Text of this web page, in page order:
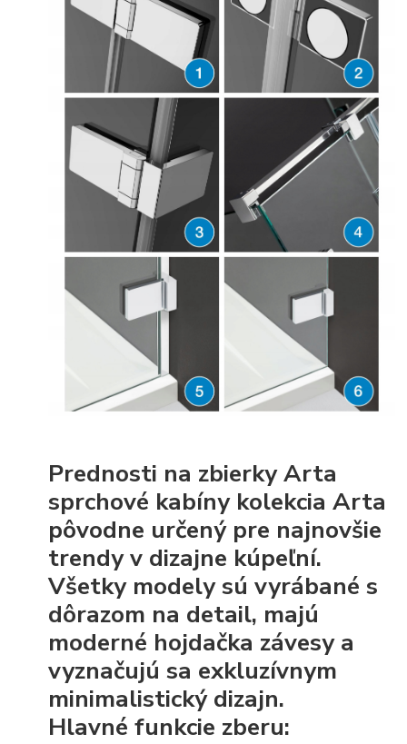
Prednosti na zbierky Arta
sprchové kabíny kolekcia Arta
pôvodne určený pre najnovšie
trendy v dizajne kúpeľní.
Všetky modely sú vyrábané s
dôrazom na detail, majú
moderné hojdačka závesy a
vyznačujú sa exkluzívnym
minimalistický dizajn.
Hlavné funkcie zberu: